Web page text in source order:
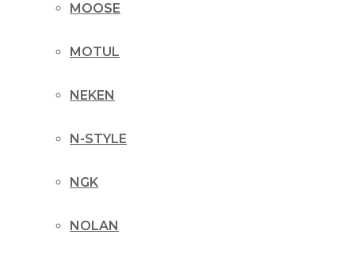
MOOSE
MOTUL
NEKEN
N-STYLE
NGK
NOLAN